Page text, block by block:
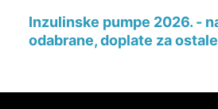
Inzulinske pumpe 2026. -
odabrane, doplate za ostale